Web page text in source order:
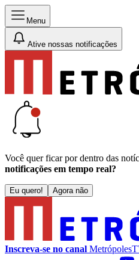
Menu
Ative nossas notificações
Você quer ficar por dentro das
notificações em tempo real?
Eu quero! Agora não
Inscreva-se no canal